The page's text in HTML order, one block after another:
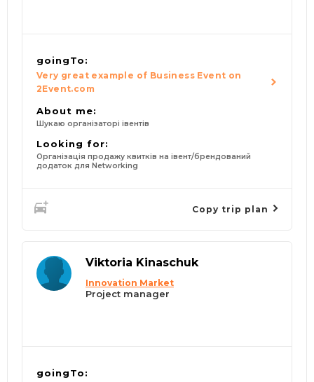
goingTo:
Very great example of Business Event on
2Event.com
About me:
Шукаю організаторі івентів
Looking for:
Організація продажу квитків на івент/брендований
додаток для Networking
Copy trip plan
Viktoria Kinaschuk
Innovation Market
Project manager
goingTo: